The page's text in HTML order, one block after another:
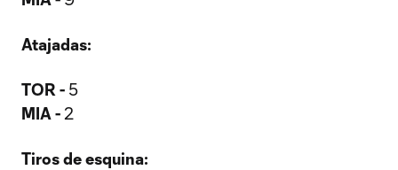
Atajadas:
TOR - 5
MIA - 2
Tiros de esquina: